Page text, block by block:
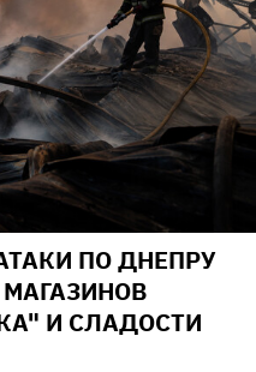
ПО ДНЕПРУ
И СЛАДОСТИ